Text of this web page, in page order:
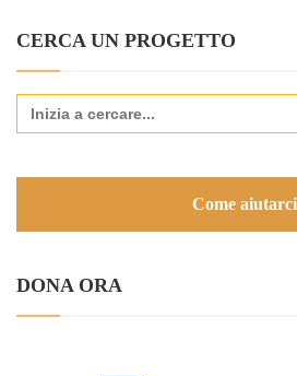
CERCA UN PROGETTO
Search
for:
Come aiutarci
DONA ORA